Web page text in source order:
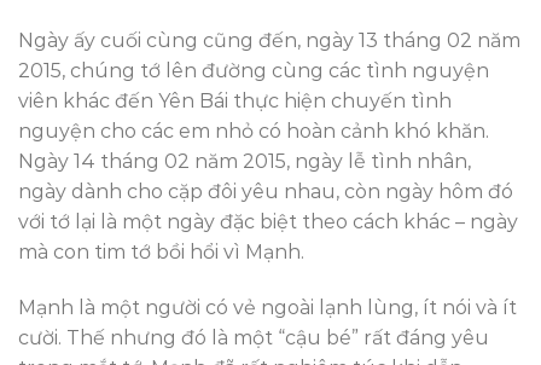
Ngày ấy cuối cùng cũng đến, ngày 13 tháng 02 năm
2015, chúng tớ lên đường cùng các tình nguyện
viên khác đến Yên Bái thực hiện chuyến tình
nguyện cho các em nhỏ có hoàn cảnh khó khăn.
Ngày 14 tháng 02 năm 2015, ngày lễ tình nhân,
ngày dành cho cặp đôi yêu nhau, còn ngày hôm đó
với tớ lại là một ngày đặc biệt theo cách khác – ngày
mà con tim tớ bồi hổi vì Mạnh.
Mạnh là một người có vẻ ngoài lạnh lùng, ít nói và ít
cười. Thế nhưng đó là một “cậu bé” rất đáng yêu